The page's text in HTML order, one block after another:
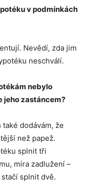
v podmínkách
Nevědí, zda jim
neschválí.
nebylo
jeho zastáncem?
dodávám, že
než papež.
splnit tři
míra zadlužení –
splnit dvě.